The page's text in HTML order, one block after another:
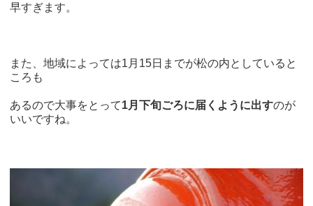
早すぎます。
また、地域によっては1月15日までが松の内としていると
ころも
あるので大事をとって1月下旬ごろに届くように出すのが
いいですね。